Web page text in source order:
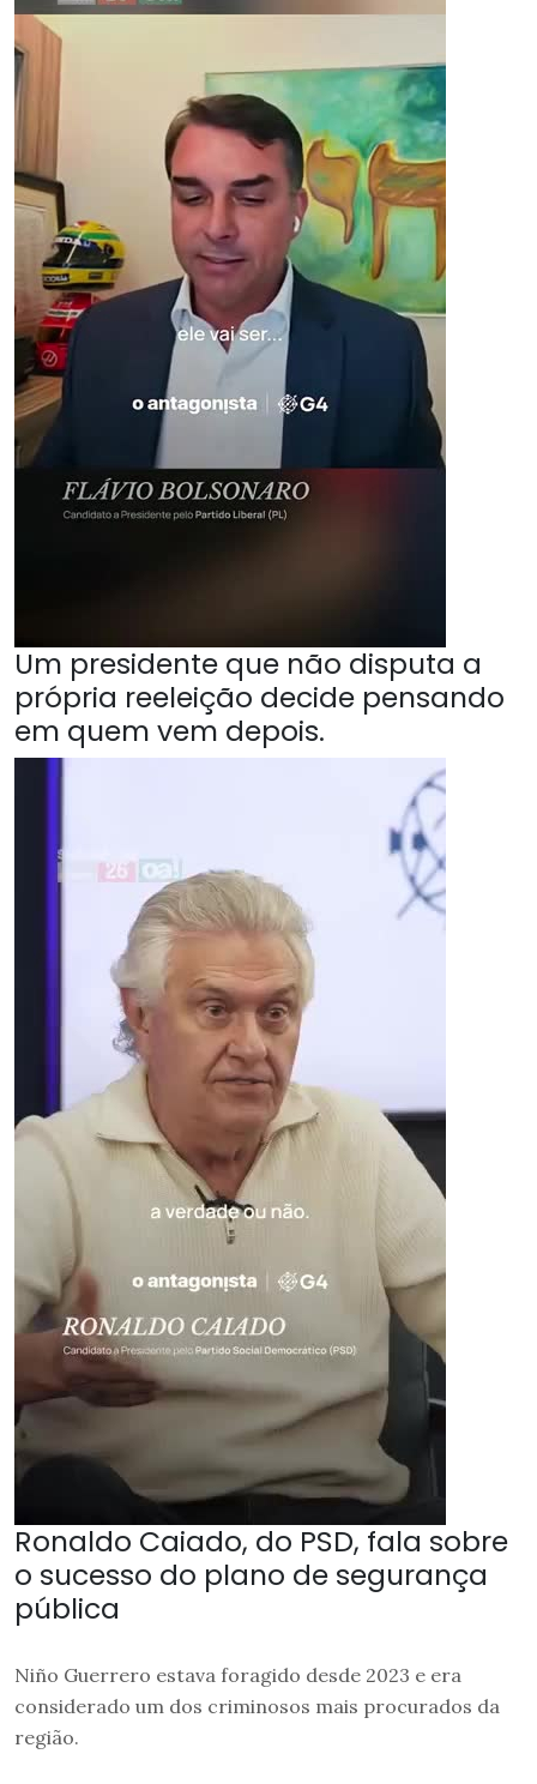
Um presidente que não disputa a
própria reeleição decide pensando
em quem vem depois.
Ronaldo Caiado, do PSD, fala sobre
o sucesso do plano de segurança
pública
Niño Guerrero estava foragido desde 2023 e era
considerado um dos criminosos mais procurados da
região.